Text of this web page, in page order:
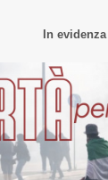
In evidenza